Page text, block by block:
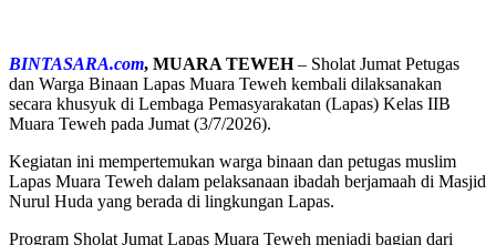
BINTASARA.com, MUARA TEWEH– Sholat Jumat Petugas
dan Warga Binaan Lapas Muara Teweh kembali dilaksanakan
secara khusyuk di Lembaga Pemasyarakatan (Lapas) Kelas IIB
Muara Teweh pada Jumat (3/7/2026).
Kegiatan ini mempertemukan warga binaan dan petugas muslim
Lapas Muara Teweh dalam pelaksanaan ibadah berjamaah di Masjid
Nurul Huda yang berada di lingkungan Lapas.
Program Sholat Jumat Lapas Muara Teweh menjadi bagian dari